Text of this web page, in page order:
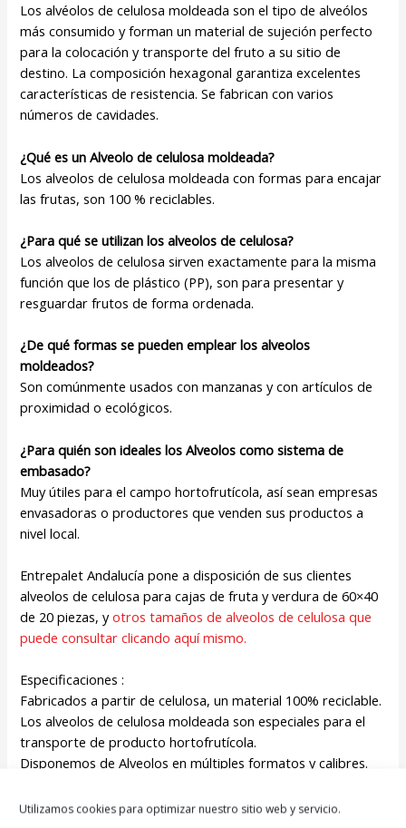
Utilizamos cookies para optimizar nuestro sitio web y servicio.
Los alvéolos de celulosa moldeada son el tipo de alveólos
más consumido y forman un material de sujeción perfecto
para la colocación y transporte del fruto a su sitio de
destino. La composición hexagonal garantiza excelentes
características de resistencia. Se fabrican con varios
números de cavidades.
¿Qué es un Alveolo de celulosa moldeada?
Los alveolos de celulosa moldeada con formas para encajar
las frutas, son 100 % reciclables.
¿Para qué se utilizan los alveolos de celulosa?
Los alveolos de celulosa sirven exactamente para la misma
función que los de plástico (PP), son para presentar y
resguardar frutos de forma ordenada.
¿De qué formas se pueden emplear los alveolos
moldeados?
Son comúnmente usados con manzanas y con artículos de
proximidad o ecológicos.
¿Para quién son ideales los Alveolos como sistema de
embasado?
Muy útiles para el campo hortofrutícola, así sean empresas
envasadoras o productores que venden sus productos a
nivel local.
Entrepalet Andalucía pone a disposición de sus clientes
alveolos de celulosa para cajas de fruta y verdura de 60×40
de 20 piezas, yotros tamaños de alveolos de celulosa que
puede consultarclicando aquí mismo.
Especificaciones :
Fabricados a partir de celulosa, un material 100% reciclable.
Los alveolos de celulosa moldeada son especiales para el
transporte de producto hortofrutícola.
Disponemos de Alveolos en múltiples formatos y calibres.
costos.